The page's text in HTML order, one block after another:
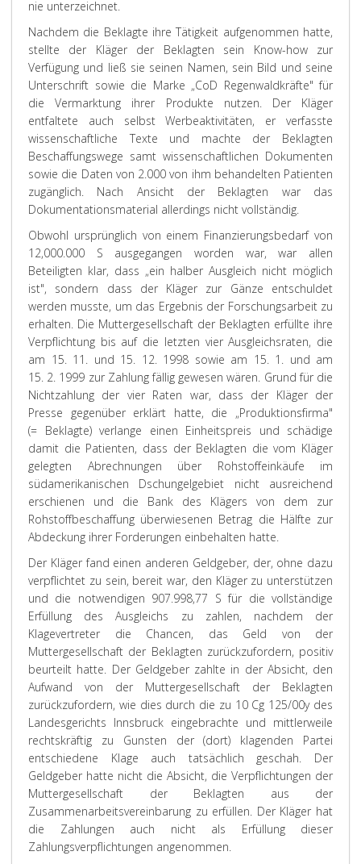
nie unterzeichnet.
Nachdem die Beklagte ihre Tätigkeit aufgenommen hatte,
stellte der Kläger der Beklagten sein Know-how zur
Verfügung und ließ sie seinen Namen, sein Bild und seine
Unterschrift sowie die Marke „CoD Regenwaldkräfte" für
die Vermarktung ihrer Produkte nutzen. Der Kläger
entfaltete auch selbst Werbeaktivitäten, er verfasste
wissenschaftliche Texte und machte der Beklagten
Beschaffungswege samt wissenschaftlichen Dokumenten
sowie die Daten von 2.000 von ihm behandelten Patienten
zugänglich. Nach Ansicht der Beklagten war das
Dokumentationsmaterial allerdings nicht vollständig.
Obwohl ursprünglich von einem Finanzierungsbedarf von
12,000.000 S ausgegangen worden war, war allen
Beteiligten klar, dass „ein halber Ausgleich nicht möglich
ist", sondern dass der Kläger zur Gänze entschuldet
werden musste, um das Ergebnis der Forschungsarbeit zu
erhalten. Die Muttergesellschaft der Beklagten erfüllte ihre
Verpflichtung bis auf die letzten vier Ausgleichsraten, die
am 15. 11. und 15. 12. 1998 sowie am 15. 1. und am
15. 2. 1999 zur Zahlung fällig gewesen wären. Grund für die
Nichtzahlung der vier Raten war, dass der Kläger der
Presse gegenüber erklärt hatte, die „Produktionsfirma"
(= Beklagte) verlange einen Einheitspreis und schädige
damit die Patienten, dass der Beklagten die vom Kläger
gelegten Abrechnungen über Rohstoffeinkäufe im
südamerikanischen Dschungelgebiet nicht ausreichend
erschienen und die Bank des Klägers von dem zur
Rohstoffbeschaffung überwiesenen Betrag die Hälfte zur
Abdeckung ihrer Forderungen einbehalten hatte.
Der Kläger fand einen anderen Geldgeber, der, ohne dazu
verpflichtet zu sein, bereit war, den Kläger zu unterstützen
und die notwendigen 907.998,77 S für die vollständige
Erfüllung des Ausgleichs zu zahlen, nachdem der
Klagevertreter die Chancen, das Geld von der
Muttergesellschaft der Beklagten zurückzufordern, positiv
beurteilt hatte. Der Geldgeber zahlte in der Absicht, den
Aufwand von der Muttergesellschaft der Beklagten
zurückzufordern, wie dies durch die zu 10 Cg 125/00y des
Landesgerichts Innsbruck eingebrachte und mittlerweile
rechtskräftig zu Gunsten der (dort) klagenden Partei
entschiedene Klage auch tatsächlich geschah. Der
Geldgeber hatte nicht die Absicht, die Verpflichtungen der
Muttergesellschaft der Beklagten aus der
Zusammenarbeitsvereinbarung zu erfüllen. Der Kläger hat
die Zahlungen auch nicht als Erfüllung dieser
Zahlungsverpflichtungen angenommen.